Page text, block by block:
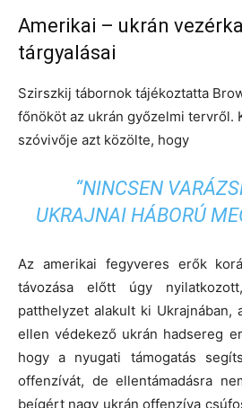
Amerikai – ukrán
tárgyalásai
Szirszkij tábornok tájékoztatta
főnököt az ukrán győzelmi tervről.
szóvivője azt közölte, hogy
“NINCSEN
UKRAJNAI HÁBORÚ
Az amerikai fegyveres erők
távozása előtt úgy
patthelyzet alakult ki Ukrajnában,
ellen védekező ukrán hadsereg
hogy a nyugati támogatás
offenzívát, de ellentámadásra
beígért nagy ukrán offenzíva